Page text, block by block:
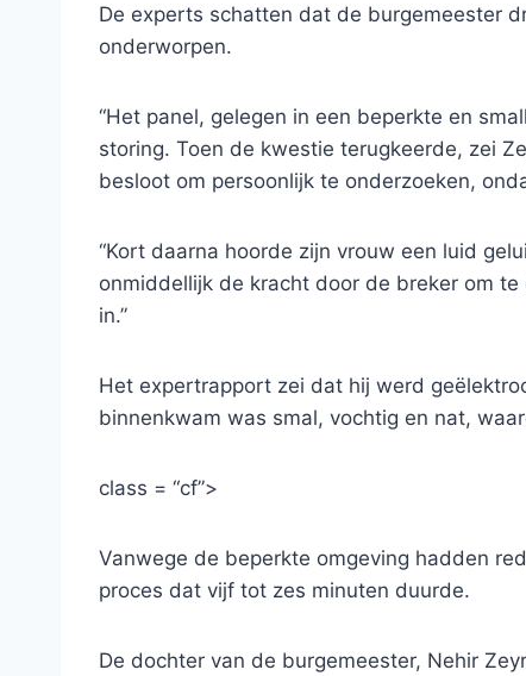
De experts schatten dat de burgemeester
onderworpen.
“Het panel, gelegen in een beperkte en
storing. Toen de kwestie terugkeerde, zei
besloot om persoonlijk te onderzoeken,
“Kort daarna hoorde zijn vrouw een luid
onmiddellijk de kracht door de breker om
in.”
Het expertrapport zei dat hij werd
binnenkwam was smal, vochtig en nat,
class = “cf”>
Vanwege de beperkte omgeving hadden
proces dat vijf tot zes minuten duurde.
De dochter van de burgemeester, Nehir